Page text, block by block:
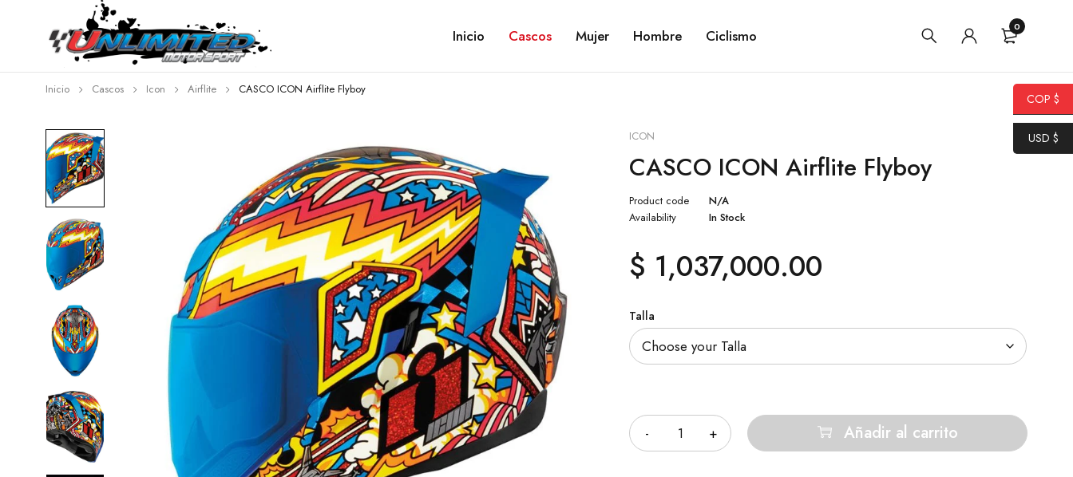
Inicio Cascos Mujer Hombre Ciclismo 0
Inicio Cascos Icon Airflite CASCO ICON Airflite Flyboy
ICON
CASCO ICON Airflite Flyboy
Product code
N/A
Availability
In Stock
$ 1,037,000.00
Talla
Añadir al carrito
COP $
USD $